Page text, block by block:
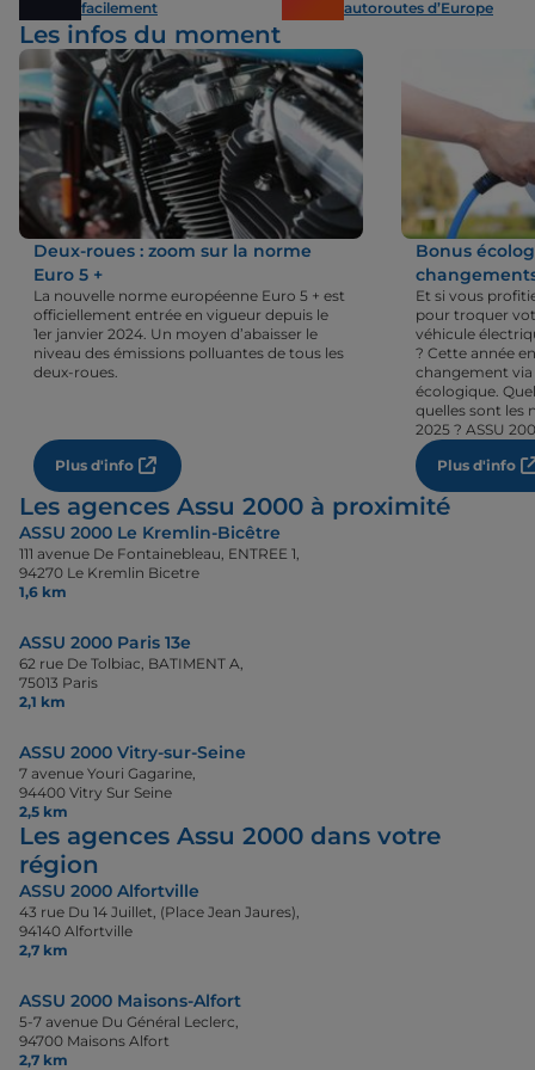
facilement
autoroutes d’Europe
Les infos du moment
Deux-roues : zoom sur la norme
Euro 5 +
La nouvelle norme européenne Euro 5 + est
officiellement entrée en vigueur depuis le
1er janvier 2024. Un moyen d’abaisser le
niveau des émissions polluantes de tous les
deux-roues.
Plus d'info
Bonus
Et si vous
pour troquer
véhicule
? Cette année
changement
écologique.
quelles sont les
2025 ? ASSU
Plus d'info
Les agences Assu 2000 à proximité
ASSU 2000 Le Kremlin-Bicêtre
111 avenue De Fontainebleau, ENTREE 1,
94270 Le Kremlin Bicetre
1,6 km
ASSU 2000 Paris 13e
62 rue De Tolbiac, BATIMENT A,
75013 Paris
2,1 km
ASSU 2000 Vitry-sur-Seine
7 avenue Youri Gagarine,
94400 Vitry Sur Seine
2,5 km
Les agences Assu 2000 dans votre
région
ASSU 2000 Alfortville
43 rue Du 14 Juillet, (Place Jean Jaures),
94140 Alfortville
2,7 km
ASSU 2000 Maisons-Alfort
5-7 avenue Du Général Leclerc,
94700 Maisons Alfort
2,7 km